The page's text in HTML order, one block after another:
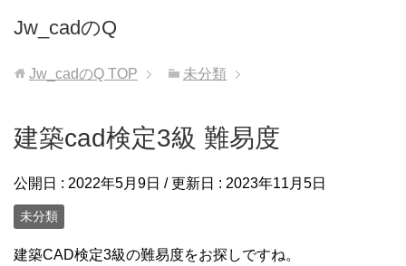
Jw_cadのQ
Jw_cadのQ TOP 未分類
建築cad検定3級 難易度
公開日 : 2022年5月9日 / 更新日 : 2023年11月5日
未分類
建築CAD検定3級の難易度をお探しですね。